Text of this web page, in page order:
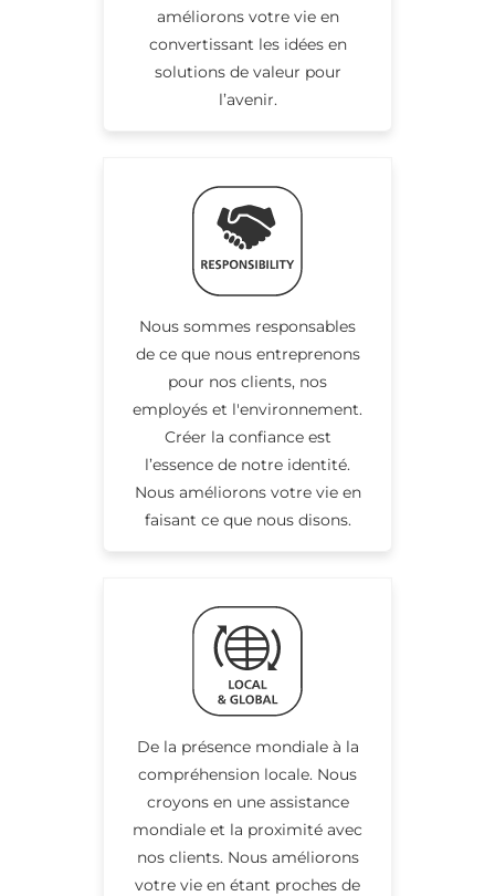
améliorons votre vie en
convertissant les idées en
solutions de valeur pour
l’avenir.
Nous sommes responsables
de ce que nous entreprenons
pour nos clients, nos
employés et l'environnement.
Créer la confiance est
l’essence de notre identité.
Nous améliorons votre vie en
faisant ce que nous disons.
De la présence mondiale à la
compréhension locale. Nous
croyons en une assistance
mondiale et la proximité avec
nos clients. Nous améliorons
votre vie en étant proches de